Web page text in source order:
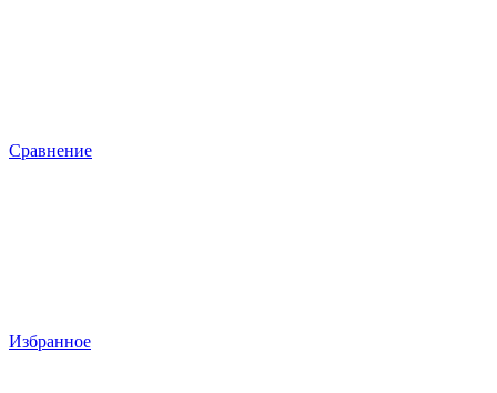
Сравнение
Избранное